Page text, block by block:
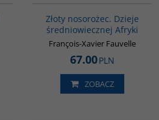
Złoty nosorożec. Dzieje
średniowiecznej Afryki
François-Xavier Fauvelle
67.00PLN
ZOBACZ